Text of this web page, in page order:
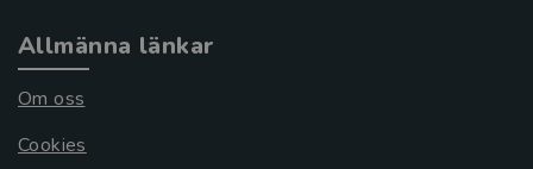
Allmänna länkar
Om oss
Cookies